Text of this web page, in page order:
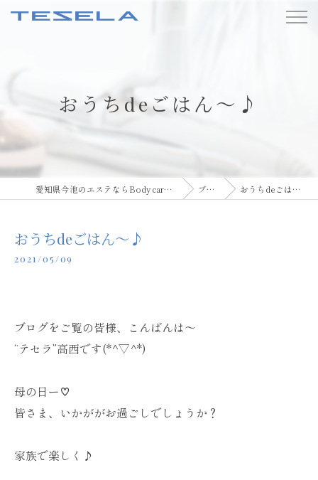
おうちdeごはん〜♪
愛知県今池のエステならBody care TESELA ブログ おうちdeごはん〜♪
おうちdeごはん〜♪
2021/05/09
ブログをご覧の皆様、こんばんは〜
“テセラ”高西です(*^▽^*)
母の日ー♡
皆さま、いかががお過ごしでしょうか？
家族で楽しく♪